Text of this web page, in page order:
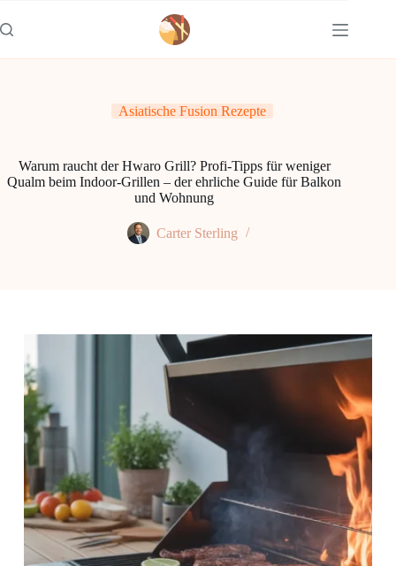
Inhalt
springen
Asiatische Fusion Rezepte
Warum raucht der Hwaro Grill? Profi-Tipps für weniger
Qualm beim Indoor-Grillen – der ehrliche Guide für Balkon
und Wohnung
Carter Sterling